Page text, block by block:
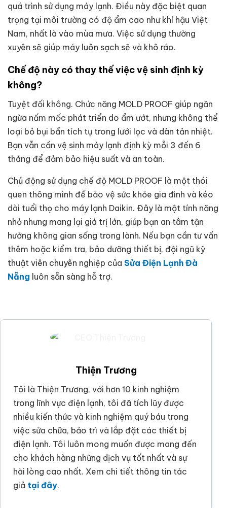
quá trình sử dụng máy lạnh. Điều này đặc biệt quan
trọng tại môi trường có độ ẩm cao như khí hậu Việt
Nam, nhất là vào mùa mưa. Việc sử dụng thường
xuyên sẽ giúp máy luôn sạch sẽ và khô ráo.
Chế độ này có thay thế việc vệ sinh định kỳ
không?
Tuyệt đối không. Chức năng MOLD PROOF giúp ngăn
ngừa nấm mốc phát triển do ẩm ướt, nhưng không thể
loại bỏ bụi bẩn tích tụ trong lưới lọc và dàn tản nhiệt.
Bạn vẫn cần vệ sinh máy lạnh định kỳ mỗi 3 đến 6
tháng để đảm bảo hiệu suất và an toàn.
Chủ động sử dụng chế độ MOLD PROOF là một thói
quen thông minh để bảo vệ sức khỏe gia đình và kéo
dài tuổi thọ cho máy lạnh Daikin. Đây là một tính năng
nhỏ nhưng mang lại giá trị lớn, giúp bạn an tâm tận
hưởng không gian sống trong lành. Nếu bạn cần tư vấn
thêm hoặc kiểm tra, bảo dưỡng thiết bị, đội ngũ kỹ
thuật viên chuyên nghiệp của Sửa Điện Lạnh Đà
Nẵng luôn sẵn sàng hỗ trợ.
Thiện Trương
Tôi là Thiện Trương, với hơn 10 kinh nghiệm
trong lĩnh vực điện lạnh, tôi đã tích lũy được
nhiều kiến thức và kinh nghiệm quý báu trong
việc sửa chữa, bảo trì và lắp đặt các thiết bị
điện lạnh. Tôi luôn mong muốn được mang đến
cho khách hàng những dịch vụ tốt nhất và sự
hài lòng cao nhất. Xem chi tiết thông tin tác
giả tại đây.